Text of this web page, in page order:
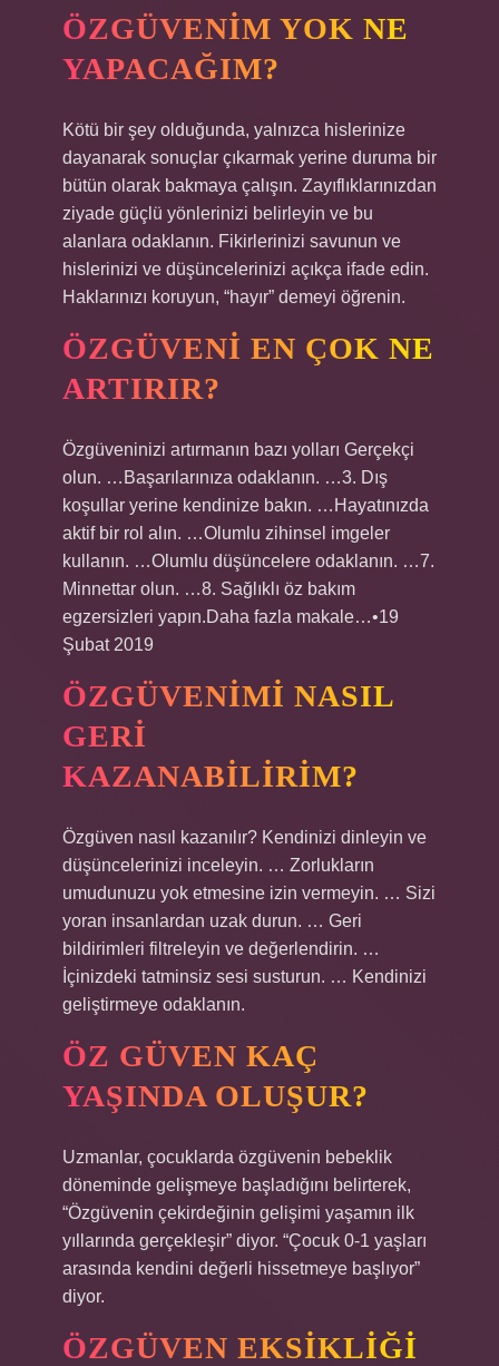
ÖZGÜVENIM YOK NE
YAPACAĞIM?
Kötü bir şey olduğunda, yalnızca hislerinize
dayanarak sonuçlar çıkarmak yerine duruma bir
bütün olarak bakmaya çalışın. Zayıflıklarınızdan
ziyade güçlü yönlerinizi belirleyin ve bu
alanlara odaklanın. Fikirlerinizi savunun ve
hislerinizi ve düşüncelerinizi açıkça ifade edin.
Haklarınızı koruyun, “hayır” demeyi öğrenin.
ÖZGÜVENI EN ÇOK NE
ARTIRIR?
Özgüveninizi artırmanın bazı yolları Gerçekçi
olun. …Başarılarınıza odaklanın. …3. Dış
koşullar yerine kendinize bakın. …Hayatınızda
aktif bir rol alın. …Olumlu zihinsel imgeler
kullanın. …Olumlu düşüncelere odaklanın. …7.
Minnettar olun. …8. Sağlıklı öz bakım
egzersizleri yapın.Daha fazla makale…•19
Şubat 2019
ÖZGÜVENIMI NASIL
GERI
KAZANABILIRIM?
Özgüven nasıl kazanılır? Kendinizi dinleyin ve
düşüncelerinizi inceleyin. … Zorlukların
umudunuzu yok etmesine izin vermeyin. … Sizi
yoran insanlardan uzak durun. … Geri
bildirimleri filtreleyin ve değerlendirin. …
İçinizdeki tatminsiz sesi susturun. … Kendinizi
geliştirmeye odaklanın.
ÖZ GÜVEN KAÇ
YAŞINDA OLUŞUR?
Uzmanlar, çocuklarda özgüvenin bebeklik
döneminde gelişmeye başladığını belirterek,
“Özgüvenin çekirdeğinin gelişimi yaşamın ilk
yıllarında gerçekleşir” diyor. “Çocuk 0-1 yaşları
arasında kendini değerli hissetmeye başlıyor”
diyor.
ÖZGÜVEN EKSIKLIĞI